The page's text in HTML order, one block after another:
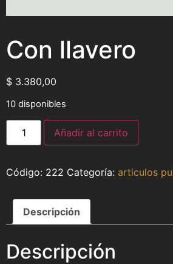
Con llavero
$ 3.380,00
10 disponibles
Añadir al carrito
222 Categoría: articulos
Descripción
Descripción